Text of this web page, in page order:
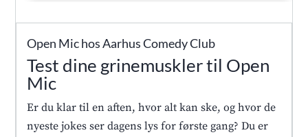
Open Mic hos Aarhus Comedy Club
Test dine grinemuskler til Open
Mic
Er du klar til en aften, hvor alt kan ske, og hvor de
nyeste jokes ser dagens lys for første gang? Du er